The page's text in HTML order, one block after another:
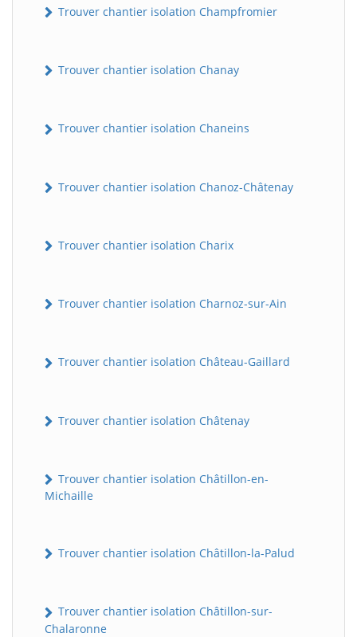
Trouver chantier isolation Champfromier
Trouver chantier isolation Chanay
Trouver chantier isolation Chaneins
Trouver chantier isolation Chanoz-Châtenay
Trouver chantier isolation Charix
Trouver chantier isolation Charnoz-sur-Ain
Trouver chantier isolation Château-Gaillard
Trouver chantier isolation Châtenay
Trouver chantier isolation Châtillon-en-
Michaille
Trouver chantier isolation Châtillon-la-Palud
Trouver chantier isolation Châtillon-sur-
Chalaronne